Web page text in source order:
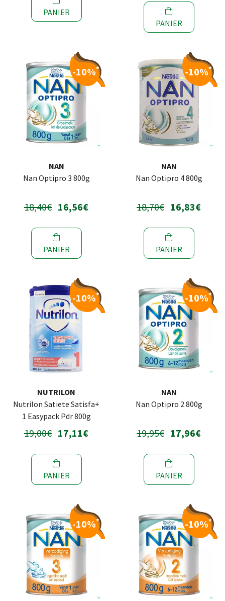
PANIER
PANIER
-10%*
NAN
Nan Optipro 3 800g
18,40€ 16,56€
PANIER
-10%*
NAN
Nan Optipro 4 800g
18,70€ 16,83€
PANIER
-10%*
NUTRILON
Nutrilon Satiete Satisfa+
1 Easypack Pdr 800g
19,00€ 17,11€
PANIER
-10%*
NAN
Nan Optipro 2 800g
19,95€ 17,96€
PANIER
-10%* -10%*